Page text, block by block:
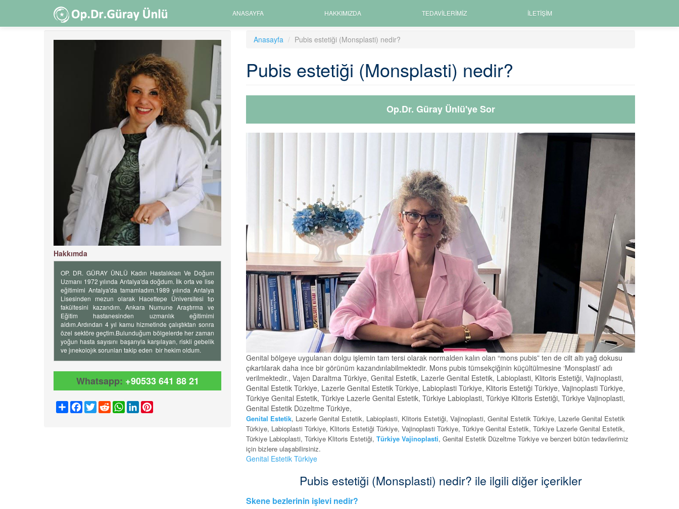
atla
ANASAYFA HAKKIMIZDA TEDAVILERIMIZ İLETIŞIM
Hakkımda
OP. DR. GÜRAY ÜNLÜ Kadın Hastalıkları Ve Doğum
Uzmanı 1972 yılında Antalya'da doğdum. İlk orta ve lise
eğitimimi Antalya'da tamamladım.1989 yılında Antalya
Lisesinden mezun olarak Hacettepe Üniversitesi tıp
fakültesini kazandım. Ankara Numune Araştırma ve
Eğitim hastanesinden uzmanlık eğitimimi
aldım.Ardından 4 yıl kamu hizmetinde çalıştıktan sonra
özel sektöre geçtim.Bulunduğum bölgelerde her zaman
yoğun hasta sayısını başarıyla karşılayan, riskli gebelik
ve jınekolojık sorunları takip eden bir hekim oldum.
Whatsapp: +90533 641 88 21
ShareFacebook
TwitterRedditWhatsApp
LinkedIn
Anasayfa Pubis estetiği (Monsplasti) nedir?
Pubis estetiği (Monsplasti) nedir?
Op.Dr. Güray Ünlü'ye Sor
Genital bölgeye uygulanan dolgu işlemin tam tersi olarak normalden kalın olan “mons pubis” ten de cilt altı yağ dokusu
çıkartılarak daha ince bir görünüm kazandırılabilmektedir. Mons pubis tümsekçiğinin küçültülmesine ‘Monsplasti’ adı
verilmektedir., Vajen Daraltma Türkiye, Genital Estetik, Lazerle Genital Estetik, Labioplasti, Klitoris Estetiği, Vajinoplasti,
Genital Estetik Türkiye, Lazerle Genital Estetik Türkiye, Labioplasti Türkiye, Klitoris Estetiği Türkiye, Vajinoplasti Türkiye,
Türkiye Genital Estetik, Türkiye Lazerle Genital Estetik, Türkiye Labioplasti, Türkiye Klitoris Estetiği, Türkiye Vajinoplasti,
Genital Estetik Düzeltme Türkiye,
Genital Estetik, Lazerle Genital Estetik, Labioplasti, Klitoris Estetiği, Vajinoplasti, Genital Estetik Türkiye, Lazerle Genital Estetik
Türkiye, Labioplasti Türkiye, Klitoris Estetiği Türkiye, Vajinoplasti Türkiye, Türkiye Genital Estetik, Türkiye Lazerle Genital Estetik,
Türkiye Labioplasti, Türkiye Klitoris Estetiği, Türkiye Vajinoplasti, Genital Estetik Düzeltme Türkiye ve benzeri bütün tedavilerimiz
için bizlere ulaşabilirsiniz.
Genital Estetik Türkiye
Pubis estetiği (Monsplasti) nedir? ile ilgili diğer içerikler
Skene bezlerinin işlevi nedir?